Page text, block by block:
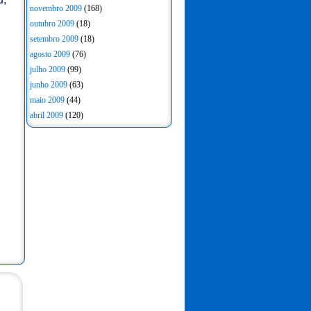
novembro 2009 (168)
outubro 2009 (18)
setembro 2009 (18)
agosto 2009 (76)
julho 2009 (99)
junho 2009 (63)
maio 2009 (44)
abril 2009 (120)